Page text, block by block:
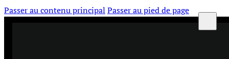
Passer au contenu principal Passer au pied de page